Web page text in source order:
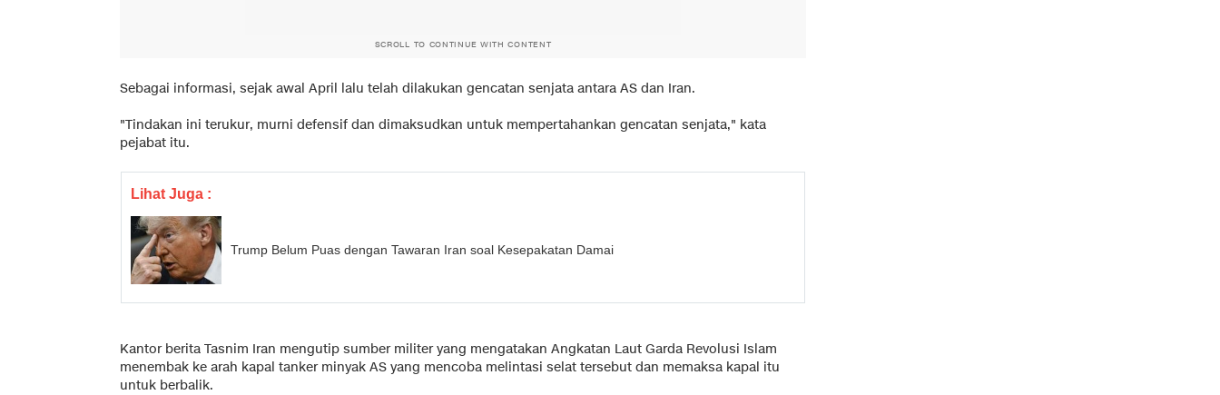
SCROLL TO CONTINUE WITH CONTENT
Sebagai informasi, sejak awal April lalu telah dilakukan gencatan senjata antara AS dan Iran.
"Tindakan ini terukur, murni defensif dan dimaksudkan untuk mempertahankan gencatan senjata," kata
pejabat itu.
Lihat Juga :
Trump Belum Puas dengan Tawaran Iran soal Kesepakatan Damai
Kantor berita Tasnim Iran mengutip sumber militer yang mengatakan Angkatan Laut Garda Revolusi Islam
menembak ke arah kapal tanker minyak AS yang mencoba melintasi selat tersebut dan memaksa kapal itu
untuk berbalik.